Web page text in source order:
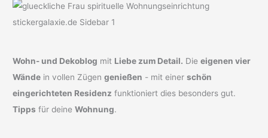
Wohn- und Dekoblog mit Liebe zum Detail. Dieeigenen vier
Wände in vollen Zügengenießen - mit einerschön
eingerichteten Residenz funktioniert dies besonders gut.
Tipps für deineWohnung.